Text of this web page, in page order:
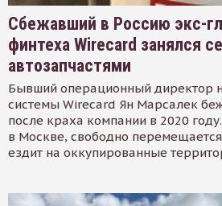
Сбежавший в Россию экс-
финтеха Wirecard занялся
автозапчастями
Бывший операционный директор
системы Wirecard Ян Марсалек
после краха компании в 2020
в Москве, свободно
ездит на оккупированные